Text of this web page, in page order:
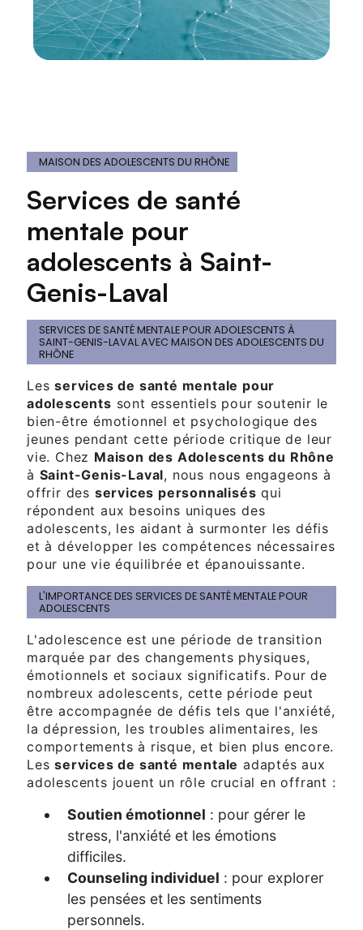
MAISON DES ADOLESCENTS DU RHÔNE
Services de santé
mentale pour
adolescents à Saint-
Genis-Laval
SERVICES DE SANTÉ MENTALE POUR ADOLESCENTS À
SAINT-GENIS-LAVAL AVEC MAISON DES ADOLESCENTS DU
RHÔNE
Lesservices de santé mentale pour
adolescents sont essentiels pour soutenir le
bien-être émotionnel et psychologique des
jeunes pendant cette période critique de leur
vie. Chez Maison des Adolescents du Rhône
à Saint-Genis-Laval, nous nous engageons à
offrir des services personnalisés qui
répondent aux besoins uniques des
adolescents, les aidant à surmonter les défis
et à développer les compétences nécessaires
pour une vie équilibrée et épanouissante.
L'IMPORTANCE DES SERVICES DE SANTÉ MENTALE POUR
ADOLESCENTS
L'adolescence est une période de transition
marquée par des changements physiques,
émotionnels et sociaux significatifs. Pour de
nombreux adolescents, cette période peut
être accompagnée de défis tels que l'anxiété,
la dépression, les troubles alimentaires, les
comportements à risque, et bien plus encore.
Lesservices de santé mentale adaptés aux
adolescents jouent un rôle crucial en offrant :
Soutien émotionnel : pour gérer le
stress, l'anxiété et les émotions
difficiles.
Counseling individuel : pour explorer
les pensées et les sentiments
personnels.